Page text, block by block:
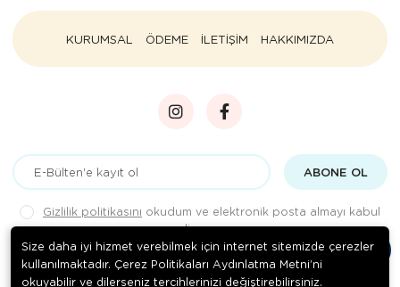
KURUMSAL ÖDEME İLETİŞİM HAKKIMIZDA
ABONE OL
Gizlilik politikasını okudum ve elektronik posta almayı kabul
ediyorum.
Size daha iyi hizmet verebilmek için internet sitemizde çerezler
kullanılmaktadır. Çerez Politikaları Aydınlatma Metni’ni
okuyabilir ve dilerseniz tercihlerinizi değiştirebilirsiniz.